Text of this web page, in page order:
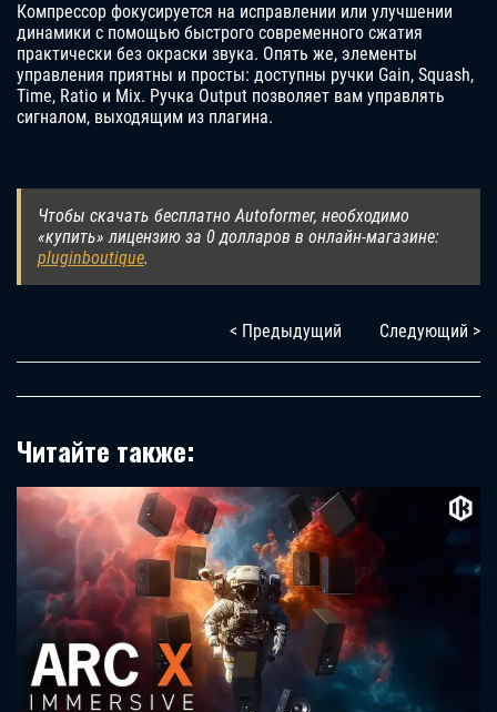
Компрессор фокусируется на исправлении или улучшении
динамики с помощью быстрого современного сжатия
практически без окраски звука. Опять же, элементы
управления приятны и просты: доступны ручки Gain, Squash,
Time, Ratio и Mix. Ручка Output позволяет вам управлять
сигналом, выходящим из плагина.
Чтобы скачать бесплатно Autoformer, необходимо
«купить» лицензию за 0 долларов в онлайн-магазине:
pluginboutique.
< Предыдущий Следующий >
Читайте также: